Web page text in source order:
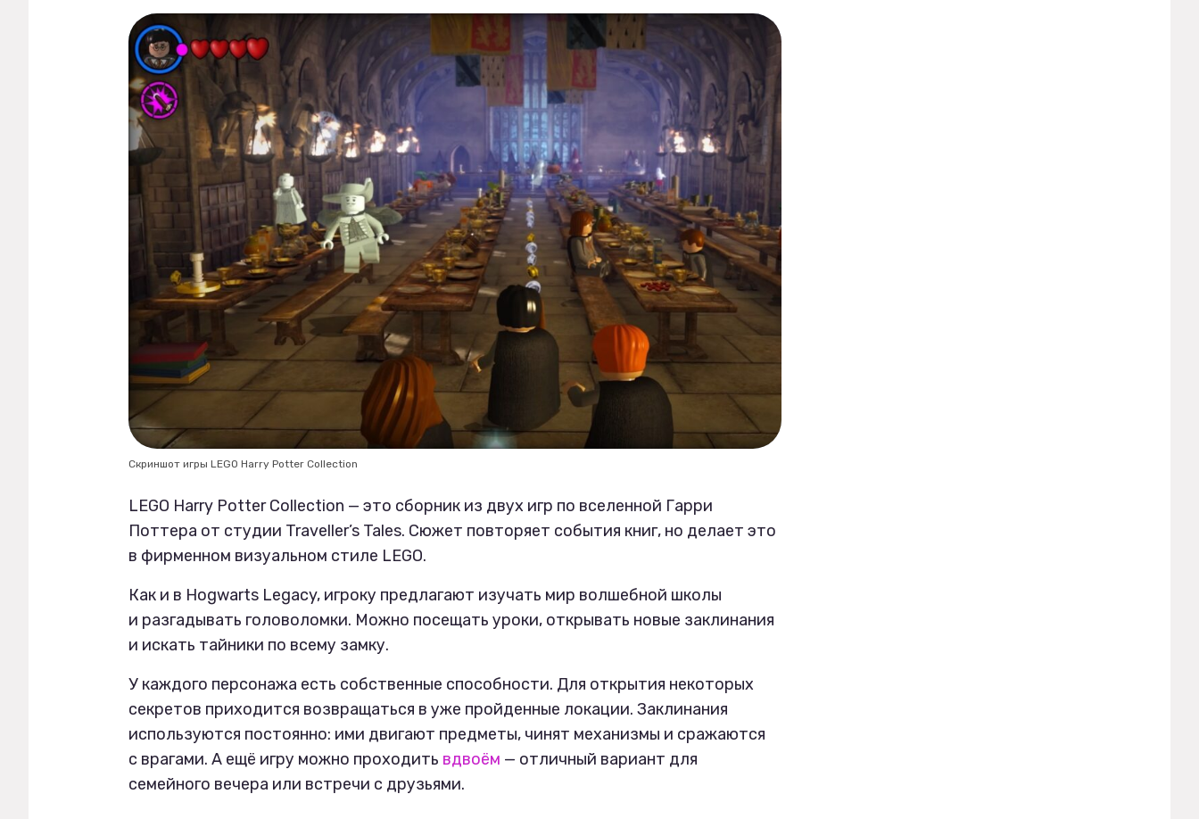
Скриншот игры LEGO Harry Potter Collection
LEGO Harry Potter Collection — это сборник из двух игр по вселенной Гарри
Поттера от студии Traveller’s Tales. Сюжет повторяет события книг, но делает это
в фирменном визуальном стиле LEGO.
Как и в Hogwarts Legacy, игроку предлагают изучать мир волшебной школы
и разгадывать головоломки. Можно посещать уроки, открывать новые заклинания
и искать тайники по всему замку.
У каждого персонажа есть собственные способности. Для открытия некоторых
секретов приходится возвращаться в уже пройденные локации. Заклинания
используются постоянно: ими двигают предметы, чинят механизмы и сражаются
с врагами. А ещё игру можно проходить вдвоём — отличный вариант для
семейного вечера или встречи с друзьями.